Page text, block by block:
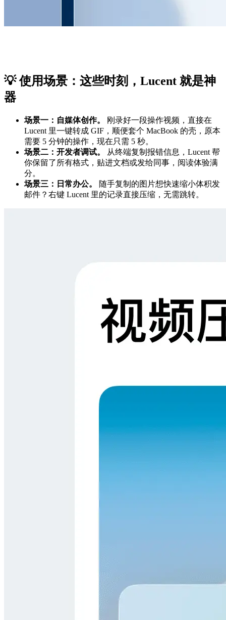
💡 使用场景：这些时刻，Lucent 就是神
器
场景一：自媒体创作。
刚录好一段操作视频，直接在
Lucent 里一键转成 GIF，顺便套个 MacBook 的壳，原本
需要 5 分钟的操作，现在只需 5 秒。
场景二：开发者调试。
从终端复制报错信息，Lucent 帮
你保留了所有格式，贴进文档或发给同事，阅读体验满
分。
场景三：日常办公。
随手复制的图片想快速缩小体积发
邮件？右键 Lucent 里的记录直接压缩，无需跳转。